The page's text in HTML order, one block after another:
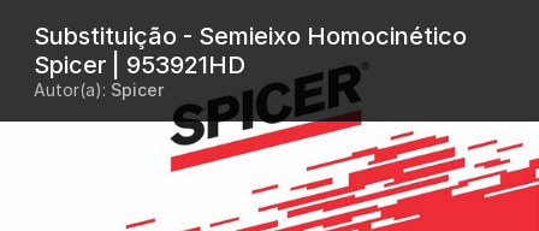
Substituição - Semieixo Homocinético
Spicer | 953921HD
Autor(a): Spicer